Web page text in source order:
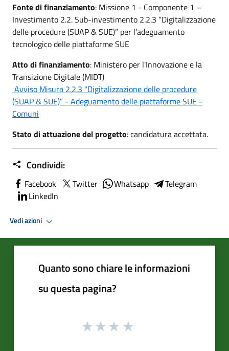
Fonte di finanziamento: Missione 1 - Componente 1 –
Investimento 2.2. Sub-investimento 2.2.3 “Digitalizzazione
delle procedure (SUAP & SUE)” per l’adeguamento
tecnologico delle piattaforme SUE
Atto di finanziamento: Ministero per l'Innovazione e la
Transizione Digitale (MIDT)
Avviso Misura 2.2.3 "Digitalizzazione delle procedure
(SUAP & SUE)” - Adeguamento delle piattaforme SUE -
Comuni
Stato di attuazione del progetto: candidatura accettata.
Condividi:
Facebook Twitter Whatsapp
Telegram
LinkedIn
Vedi azioni
Quanto sono chiare le informazioni
su questa pagina?